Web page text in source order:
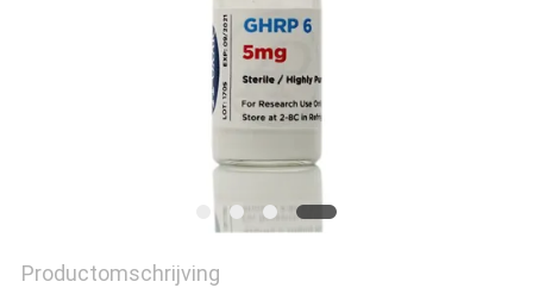
Productomschrijving